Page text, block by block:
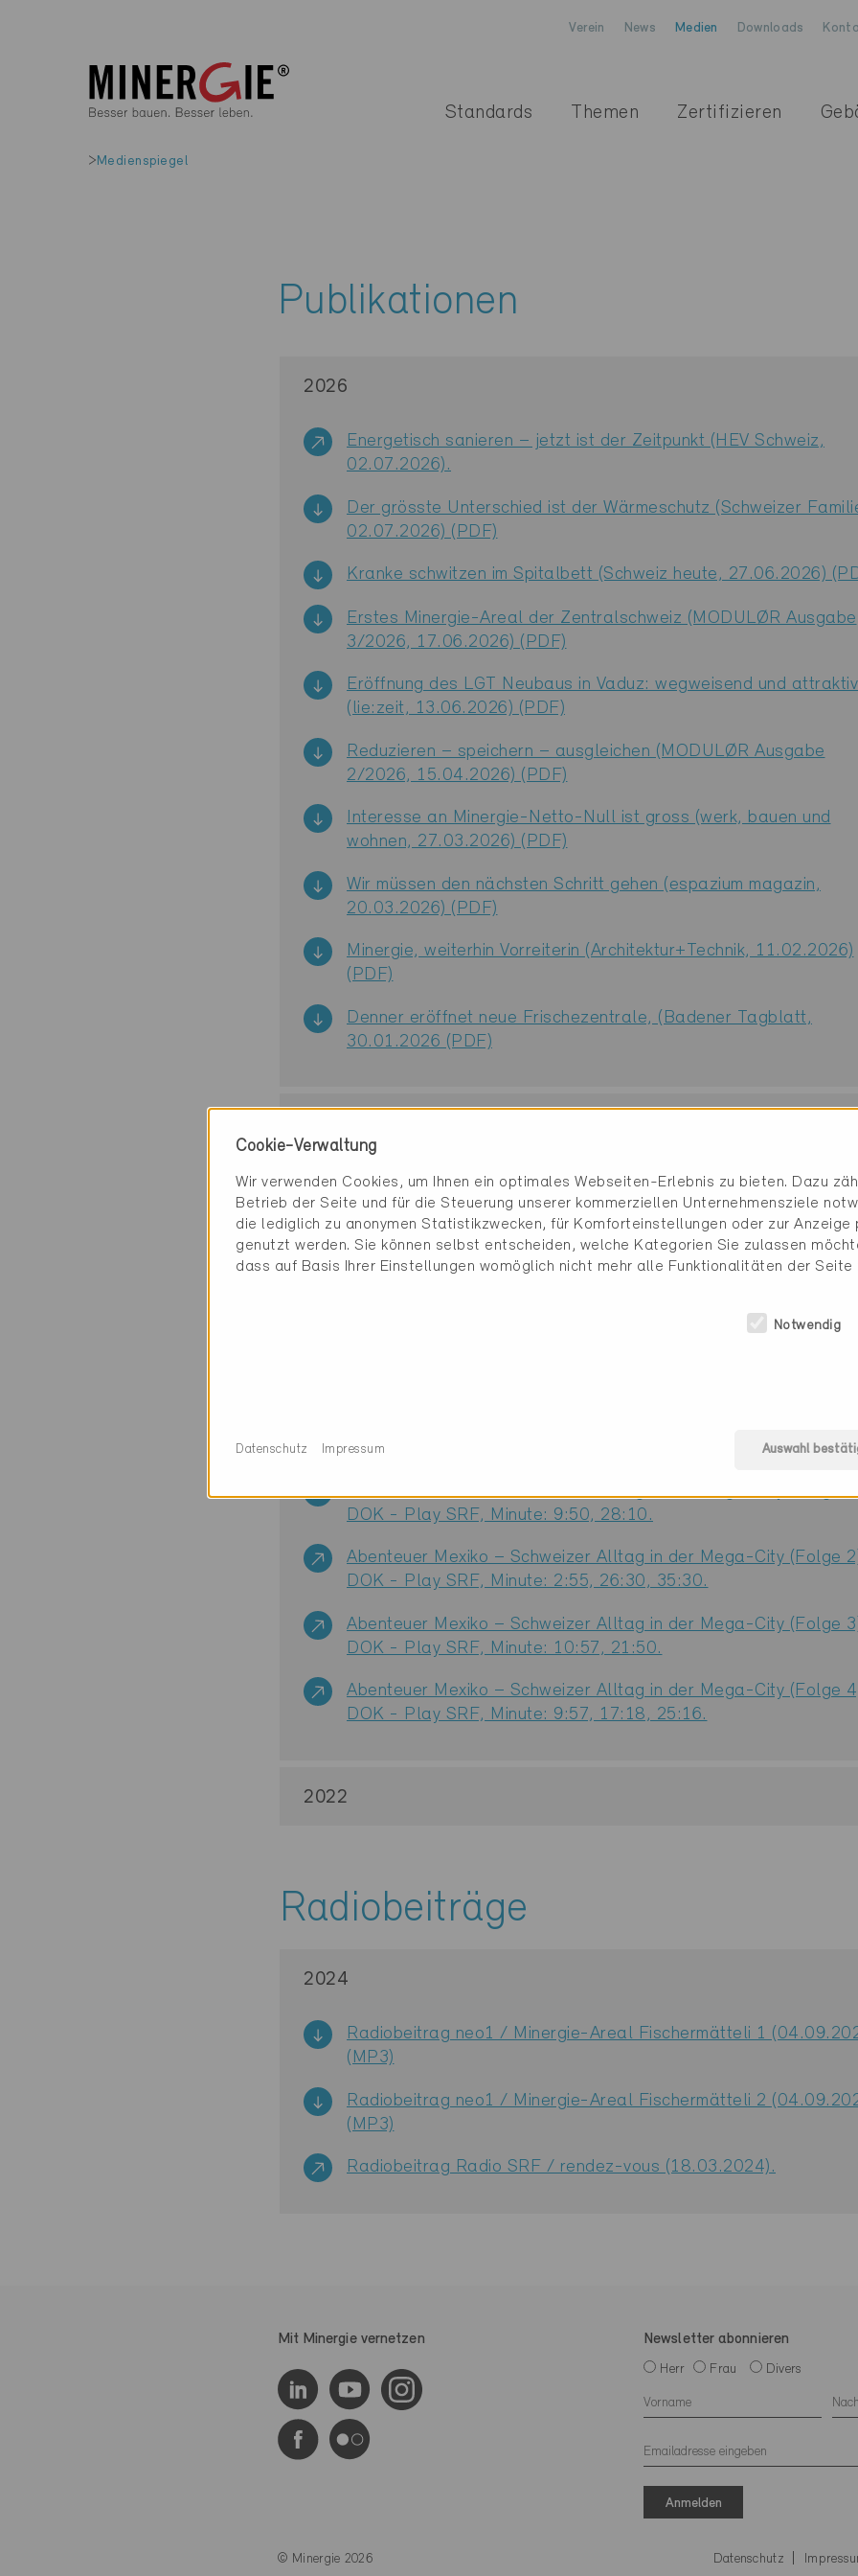
Verein News Medien Downloads
Standards Themen Zertifizieren
Medienspiegel
Publikationen
2026
Energetisch sanieren – jetzt ist der Zeitpunkt (HEV Schweiz,
02.07.2026).
Der grösste Unterschied ist der Wärmeschutz (Schweizer
02.07.2026) (PDF)
Kranke schwitzen im Spitalbett (Schweiz heute, 27.06.2026)
Erstes Minergie-Areal der Zentralschweiz (MODULØR Ausgabe
3/2026, 17.06.2026) (PDF)
Eröffnung des LGT Neubaus in Vaduz: wegweisend und attraktiv
(lie:zeit, 13.06.2026) (PDF)
Reduzieren – speichern – ausgleichen (MODULØR Ausgabe
2/2026, 15.04.2026) (PDF)
Interesse an Minergie-Netto-Null ist gross (werk, bauen und
wohnen, 27.03.2026) (PDF)
Wir müssen den nächsten Schritt gehen (espazium magazin,
20.03.2026) (PDF)
Minergie, weiterhin Vorreiterin (Architektur+Technik, 11.02.2026)
(PDF)
Denner eröffnet neue Frischezentrale, (Badener Tagblatt,
30.01.2026 (PDF)
2024
2023
DOK - Play SRF, Minute: 9:50, 28:10.
Abenteuer Mexiko – Schweizer Alltag in der Mega-City (Folge
DOK - Play SRF, Minute: 2:55, 26:30, 35:30.
Abenteuer Mexiko – Schweizer Alltag in der Mega-City (Folge
DOK - Play SRF, Minute: 10:57, 21:50.
Abenteuer Mexiko – Schweizer Alltag in der Mega-City (Folge
DOK - Play SRF, Minute: 9:57, 17:18, 25:16.
2022
Radiobeiträge
2024
Radiobeitrag neo1 / Minergie-Areal Fischermätteli 1
(MP3)
Radiobeitrag neo1 / Minergie-Areal Fischermätteli 2
(MP3)
Radiobeitrag Radio SRF / rendez-vous (18.03.2024).
Mit Minergie vernetzen Newsletter abonnieren
Herr Frau Divers
Anmelden
© Minergie 2026 Datenschutz
Cookie-Verwaltung
Wir verwenden Cookies, um Ihnen ein optimales Webseiten-Erlebnis zu bieten. Dazu
Betrieb der Seite und für die Steuerung unserer kommerziellen Unternehmensziele
die lediglich zu anonymen Statistikzwecken, für Komforteinstellungen oder zur
genutzt werden. Sie können selbst entscheiden, welche Kategorien Sie zulassen
dass auf Basis Ihrer Einstellungen womöglich nicht mehr alle Funktionalitäten der Seite
Notwendig
Auswahl
Datenschutz Impressum